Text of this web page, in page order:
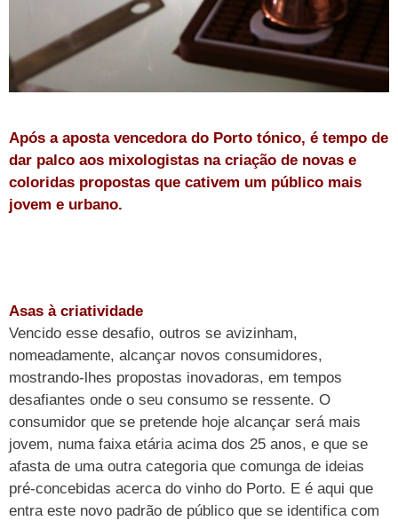
Após a aposta vencedora do Porto tónico, é tempo de
dar palco aos mixologistas na criação de novas e
coloridas propostas que cativem um público mais
jovem e urbano.
Asas à criatividade
Vencido esse desafio, outros se avizinham,
nomeadamente, alcançar novos consumidores,
mostrando-lhes propostas inovadoras, em tempos
desafiantes onde o seu consumo se ressente. O
consumidor que se pretende hoje alcançar será mais
jovem, numa faixa etária acima dos 25 anos, e que se
afasta de uma outra categoria que comunga de ideias
pré-concebidas acerca do vinho do Porto. E é aqui que
entra este novo padrão de público que se identifica com